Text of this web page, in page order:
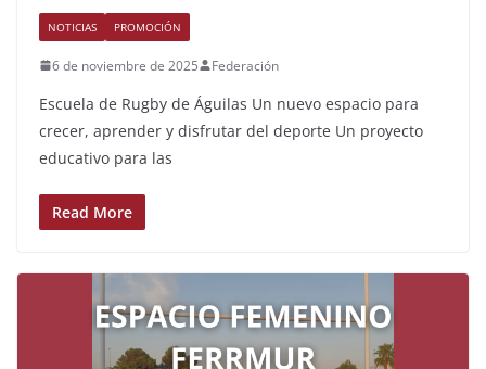
NOTICIAS PROMOCIÓN
6 de noviembre de 2025 Federación
Escuela de Rugby de Águilas Un nuevo espacio para
crecer, aprender y disfrutar del deporte Un proyecto
educativo para las
Read More